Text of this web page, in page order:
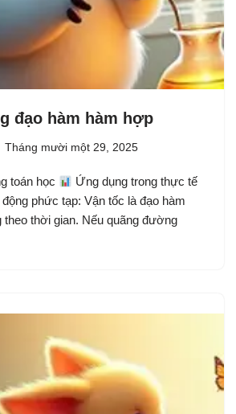
đạo hàm hàm hợp
Tháng mười một 29, 2025
toán học
Ứng dụng trong thực tế
phức tạp: Vận tốc là đạo hàm
thời gian. Nếu quãng đường